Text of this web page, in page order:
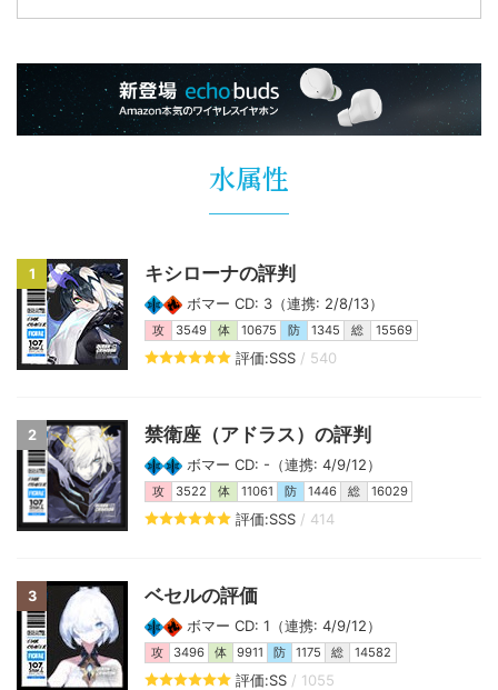
水属性
1 キシローナの評判
ボマー CD: 3（連携: 2/8/13）
攻 3549 体 10675 防 1345 総 15569
評価:SSS / 540
2 禁衛座（アドラス）の評判
ボマー CD: -（連携: 4/9/12）
攻 3522 体 11061 防 1446 総 16029
評価:SSS / 414
3 ベセルの評価
ボマー CD: 1（連携: 4/9/12）
攻 3496 体 9911 防 1175 総 14582
評価:SS / 1055